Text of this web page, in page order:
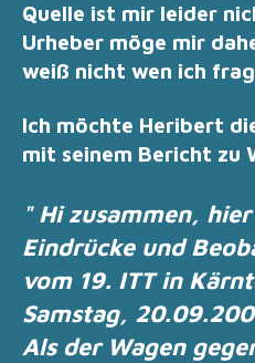
Quelle ist mir leider
Urheber möge mir
weiß nicht wen ich
Ich möchte Heribert
mit seinem Bericht zu
" Hi zusammen,
Eindrücke und
vom 19. ITT in
Samstag,
Als der Wagen